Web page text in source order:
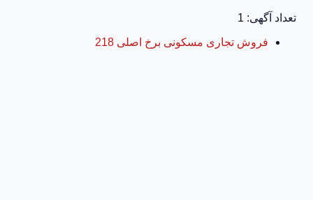
تعداد آگهی: 1
فروش تجاری مسکونی برخ اصلی 218